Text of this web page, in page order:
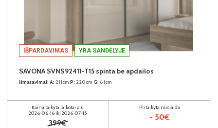
IŠPARDAVIMAS YRA SANDĖLYJE
SAVONA SVNS92411-T15 spinta be apdailos
Išmatavimai: A: 211cm P: 220cm G: 61cm
Kaina taikyta laikotarpiu
2026-06-16 iki 2026-07-15
399€
Pritaikyta nuolaida
- 50€